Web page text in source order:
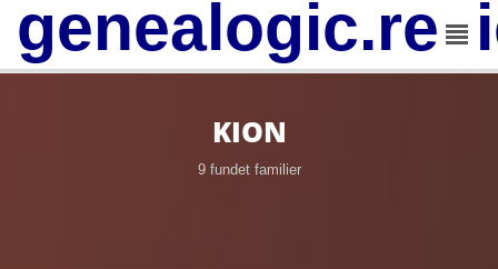
KION
9 fundet familier